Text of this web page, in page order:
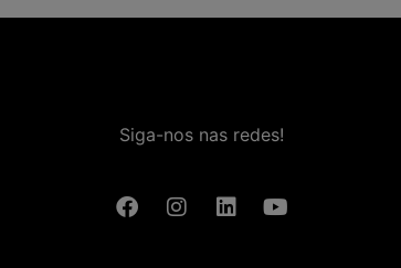
Siga-nos nas redes!